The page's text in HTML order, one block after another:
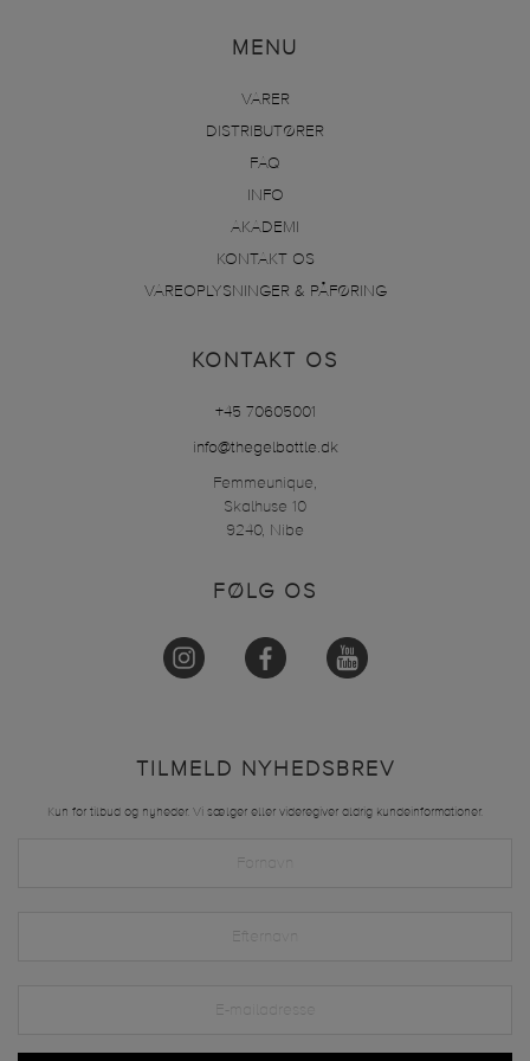
MENU
VARER
DISTRIBUTØRER
FAQ
INFO
AKADEMI
KONTAKT OS
VAREOPLYSNINGER & PÅFØRING
KONTAKT OS
+45 70605001
info@thegelbottle.dk
Femmeunique,
Skalhuse 10
9240, Nibe
FØLG OS
TILMELD NYHEDSBREV
Kun for tilbud og nyheder. Vi sælger eller videregiver aldrig kundeinformationer.